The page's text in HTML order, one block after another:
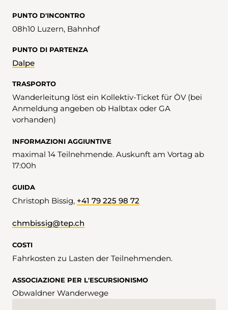
PUNTO D'INCONTRO
08h10 Luzern, Bahnhof
PUNTO DI PARTENZA
Dalpe
TRASPORTO
Wanderleitung löst ein Kollektiv-Ticket für ÖV (bei
Anmeldung angeben ob Halbtax oder GA
vorhanden)
INFORMAZIONI AGGIUNTIVE
maximal 14 Teilnehmende. Auskunft am Vortag ab
17:00h
GUIDA
Christoph Bissig, +41 79 225 98 72
chmbissig@tep.ch
COSTI
Fahrkosten zu Lasten der Teilnehmenden.
ASSOCIAZIONE PER L'ESCURSIONISMO
Obwaldner Wanderwege